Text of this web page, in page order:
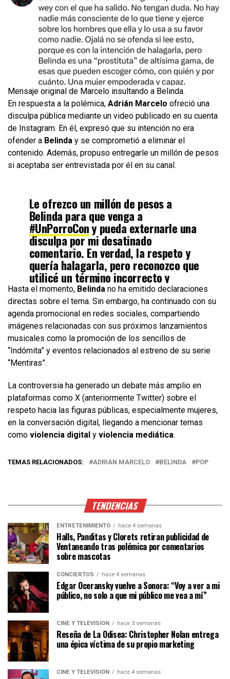
Mensaje original de Marcelo insultando a Belinda.
En respuesta a la polémica, Adrián Marcelo ofreció una
disculpa pública mediante un video publicado en su cuenta
de Instagram. En él, expresó que su intención no era
ofender a Belinda y se comprometió a eliminar el
contenido. Además, propuso entregarle un millón de pesos
si aceptaba ser entrevistada por él en su canal.
Le ofrezco un millón de pesos a
Belinda para que venga a
#UnPorroCony pueda externarle una
disculpa por mi desatinado
comentario. En verdad, la respeto y
quería halagarla, pero reconozco que
utilicé un término incorrecto y
quisiera platicar con ella sobre su
carrera y sus…
— adrián marcelo (@adrianm10) June 22, 2025
Hasta el momento, Belinda no ha emitido declaraciones
directas sobre el tema. Sin embargo, ha continuado con su
agenda promocional en redes sociales, compartiendo
imágenes relacionadas con sus próximos lanzamientos
musicales como la promoción de los sencillos de
“Indómita” y eventos relacionados al estreno de su serie
“Mentiras”.
La controversia ha generado un debate más amplio en
plataformas como X (anteriormente Twitter) sobre el
respeto hacia las figuras públicas, especialmente mujeres,
en la conversación digital, llegando a mencionar temas
como violencia digital y violencia mediática.
TEMAS RELACIONADOS: ADRIÁN MARCELO BELINDA POP
TENDENCIAS
ENTRETENIMIENTO hace 4 semanas
Halls, Panditas y Clorets retiran publicidad de
Ventaneando tras polémica por comentarios
sobre mascotas
CONCIERTOS hace 4 semanas
Edgar Oceransky vuelve a Sonora: “Voy a ver a mi
público, no solo a que mi público me vea a mí”
CINE Y TELEVISIÓN hace 3 semanas
Reseña de La Odisea: Christopher Nolan entrega
una épica víctima de su propio marketing
CINE Y TELEVISIÓN hace 4 semanas